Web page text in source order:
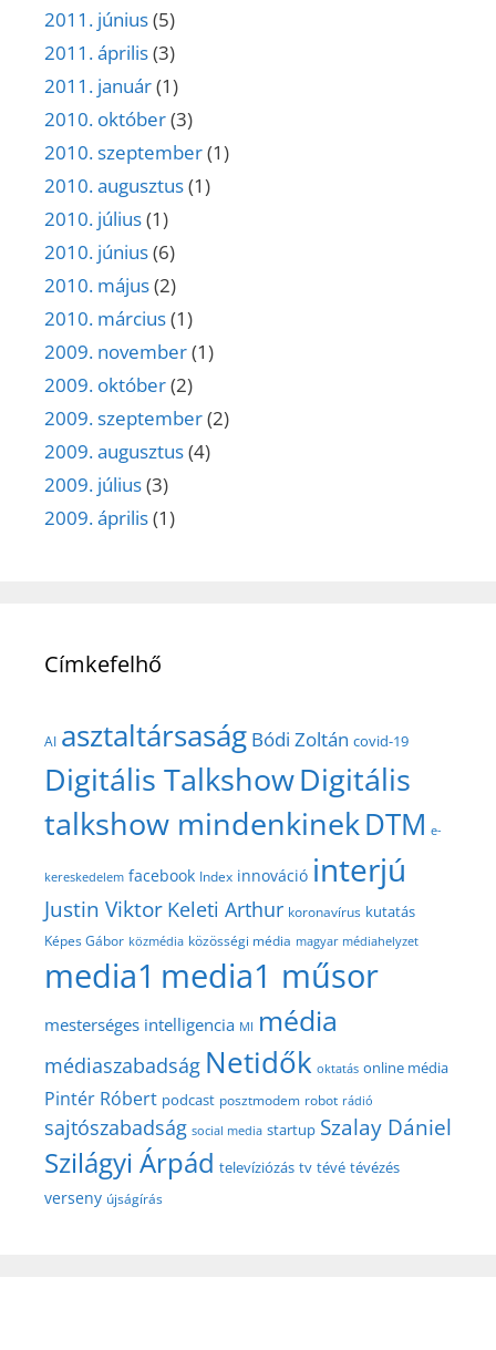
2011. június(5)
2011. április(3)
2011. január(1)
2010. október(3)
2010. szeptember(1)
2010. augusztus(1)
2010. július(1)
2010. június(6)
2010. május(2)
2010. március(1)
2009. november(1)
2009. október(2)
2009. szeptember(2)
2009. augusztus(4)
2009. július(3)
2009. április(1)
Címkefelhő
AI asztaltársaság Bódi Zoltán covid-19
Digitális TalkshowDigitális
talkshow mindenkinekDTM e-
kereskedelem facebook Index innováció interjú
Justin Viktor Keleti Arthur koronavírus kutatás
Képes Gábor közmédia közösségi média magyar médiahelyzet
media1 media1 műsor
mesterséges intelligencia MI média
médiaszabadság Netidők oktatás online média
Pintér Róbert podcast posztmodem robot rádió
sajtószabadság social media startup Szalay Dániel
Szilágyi Árpád televíziózás tv tévé tévézés
verseny újságírás